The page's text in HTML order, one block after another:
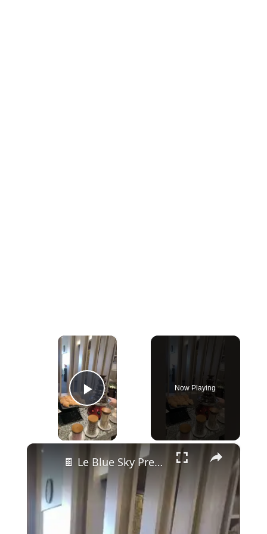
×
Play Video
Now Playing
×
🍫 Le Blue Sky Première Lounge de Bali — Bière pression, buffet indonésien et fontaine à chocolat 😱🇮🇩